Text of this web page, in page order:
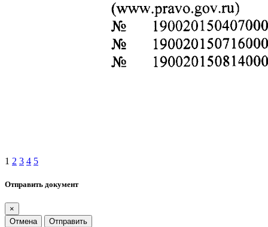
1 2 3 4 5
Отправить документ
×
Отмена
Отправить